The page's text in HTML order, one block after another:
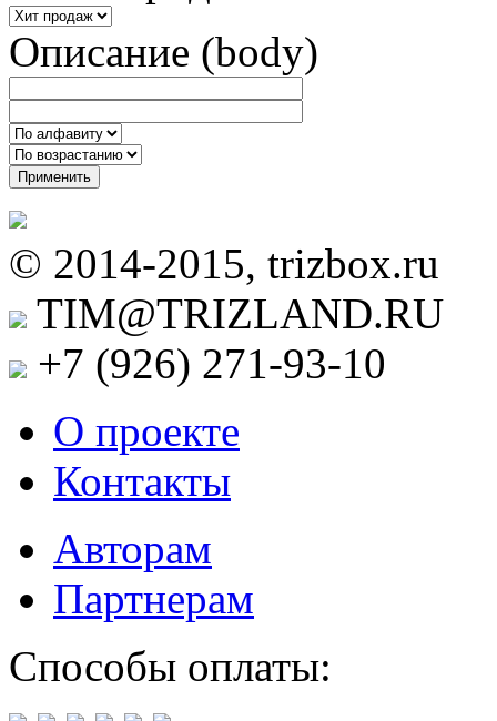
Описание (body)
Применить
© 2014-2015, trizbox.ru
TIM@TRIZLAND.RU
+7 (926) 271-93-10
О проекте
Контакты
Авторам
Партнерам
Способы оплаты: